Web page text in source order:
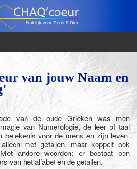
van jouw Naam en
van de oude Grieken was men
van Numerologie, de leer of taal
betekenis voor de mens en zijn leven.
met getallen, maar koppelt ook
andere woorden: er bestaat een
van het alfabet en de getallen.